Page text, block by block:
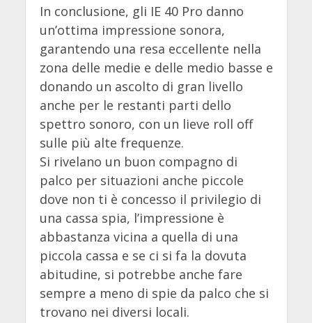
In conclusione, gli IE 40 Pro danno
un’ottima impressione sonora,
garantendo una resa eccellente nella
zona delle medie e delle medio basse e
donando un ascolto di gran livello
anche per le restanti parti dello
spettro sonoro, con un lieve roll off
sulle più alte frequenze.
Si rivelano un buon compagno di
palco per situazioni anche piccole
dove non ti è concesso il privilegio di
una cassa spia, l’impressione è
abbastanza vicina a quella di una
piccola cassa e se ci si fa la dovuta
abitudine, si potrebbe anche fare
sempre a meno di spie da palco che si
trovano nei diversi locali.